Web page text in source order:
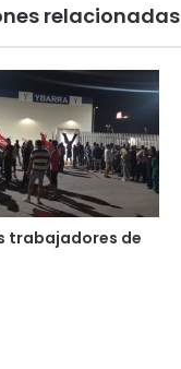
relacionadas
trabajadores de